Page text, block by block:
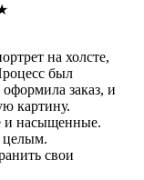
на холсте,
был
заказ, и
картину.
и насыщенные.
целым.
свои